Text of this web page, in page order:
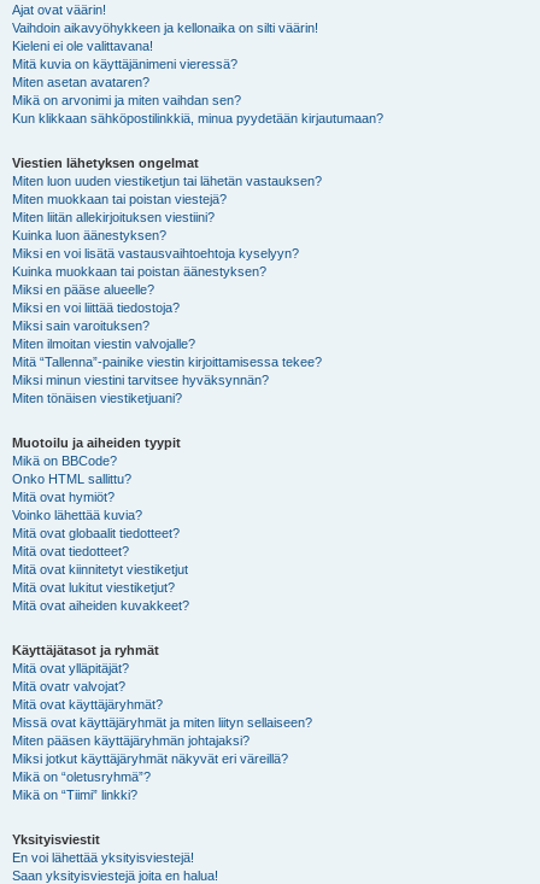
Ajat ovat väärin!
Vaihdoin aikavyöhykkeen ja kellonaika on silti väärin!
Kieleni ei ole valittavana!
Mitä kuvia on käyttäjänimeni vieressä?
Miten asetan avataren?
Mikä on arvonimi ja miten vaihdan sen?
Kun klikkaan sähköpostilinkkiä, minua pyydetään kirjautumaan?
Viestien lähetyksen ongelmat
Miten luon uuden viestiketjun tai lähetän vastauksen?
Miten muokkaan tai poistan viestejä?
Miten liitän allekirjoituksen viestiini?
Kuinka luon äänestyksen?
Miksi en voi lisätä vastausvaihtoehtoja kyselyyn?
Kuinka muokkaan tai poistan äänestyksen?
Miksi en pääse alueelle?
Miksi en voi liittää tiedostoja?
Miksi sain varoituksen?
Miten ilmoitan viestin valvojalle?
Mitä “Tallenna”-painike viestin kirjoittamisessa tekee?
Miksi minun viestini tarvitsee hyväksynnän?
Miten tönäisen viestiketjuani?
Muotoilu ja aiheiden tyypit
Mikä on BBCode?
Onko HTML sallittu?
Mitä ovat hymiöt?
Voinko lähettää kuvia?
Mitä ovat globaalit tiedotteet?
Mitä ovat tiedotteet?
Mitä ovat kiinnitetyt viestiketjut
Mitä ovat lukitut viestiketjut?
Mitä ovat aiheiden kuvakkeet?
Käyttäjätasot ja ryhmät
Mitä ovat ylläpitäjät?
Mitä ovatr valvojat?
Mitä ovat käyttäjäryhmät?
Missä ovat käyttäjäryhmät ja miten liityn sellaiseen?
Miten pääsen käyttäjäryhmän johtajaksi?
Miksi jotkut käyttäjäryhmät näkyvät eri väreillä?
Mikä on “oletusryhmä”?
Mikä on “Tiimi” linkki?
Yksityisviestit
En voi lähettää yksityisviestejä!
Saan yksityisviestejä joita en halua!